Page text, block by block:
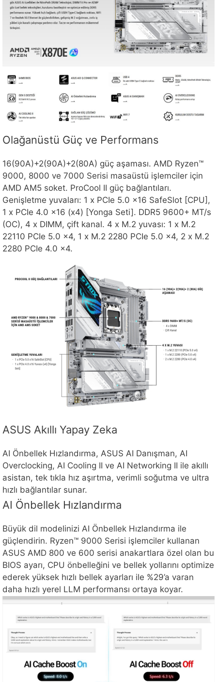
Olağanüstü Güç ve Performans
16(90A)+2(90A)+2(80A) güç aşaması. AMD Ryzen™
9000, 8000 ve 7000 Serisi masaüstü işlemciler için
AMD AM5 soket. ProCool II güç bağlantıları.
Genişletme yuvaları: 1 x PCIe 5.0 x16 SafeSlot [CPU],
1 x PCIe 4.0 x16 (x4) [Yonga Seti]. DDR5 9600+ MT/s
(OC), 4 x DIMM, çift kanal. 4 x M.2 yuvası: 1 x M.2
22110 PCIe 5.0 x4, 1 x M.2 2280 PCIe 5.0 x4, 2 x M.2
2280 PCIe 4.0 x4.
ASUS Akıllı Yapay Zeka
AI Önbellek Hızlandırma, ASUS AI Danışman, AI
Overclocking, AI Cooling II ve AI Networking II ile akıllı
asistan, tek tıkla hız aşırtma, verimli soğutma ve ultra
hızlı bağlantılar sunar.
AI Önbellek Hızlandırma
Büyük dil modelinizi AI Önbellek Hızlandırma ile
güçlendirin. Ryzen™ 9000 Serisi işlemciler kullanan
ASUS AMD 800 ve 600 serisi anakartlara özel olan bu
BIOS ayarı, CPU önbelleğini ve bellek yollarını optimize
ederek yüksek hızlı bellek ayarları ile %29’a varan
daha hızlı yerel LLM performansı ortaya koyar.